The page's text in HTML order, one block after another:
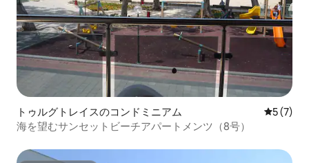
トゥルグトレイスのコンドミニアム レビュー
5 (7)
海を望むサンセットビーチアパートメンツ（8号）